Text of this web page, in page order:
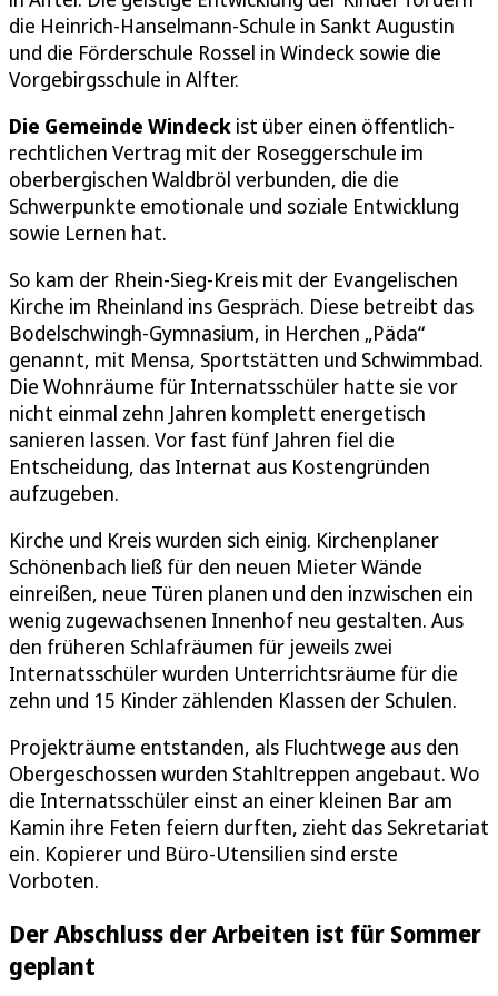
die Heinrich-Hanselmann-Schule in Sankt Augustin
und die Förderschule Rossel in Windeck sowie die
Vorgebirgsschule in Alfter.
Die Gemeinde Windeck ist über einen öffentlich-
rechtlichen Vertrag mit der Roseggerschule im
oberbergischen Waldbröl verbunden, die die
Schwerpunkte emotionale und soziale Entwicklung
sowie Lernen hat.
So kam der Rhein-Sieg-Kreis mit der Evangelischen
Kirche im Rheinland ins Gespräch. Diese betreibt das
Bodelschwingh-Gymnasium, in Herchen „Päda“
genannt, mit Mensa, Sportstätten und Schwimmbad.
Die Wohnräume für Internatsschüler hatte sie vor
nicht einmal zehn Jahren komplett energetisch
sanieren lassen. Vor fast fünf Jahren fiel die
Entscheidung, das Internat aus Kostengründen
aufzugeben.
Kirche und Kreis wurden sich einig. Kirchenplaner
Schönenbach ließ für den neuen Mieter Wände
einreißen, neue Türen planen und den inzwischen ein
wenig zugewachsenen Innenhof neu gestalten. Aus
den früheren Schlafräumen für jeweils zwei
Internatsschüler wurden Unterrichtsräume für die
zehn und 15 Kinder zählenden Klassen der Schulen.
Projekträume entstanden, als Fluchtwege aus den
Obergeschossen wurden Stahltreppen angebaut. Wo
die Internatsschüler einst an einer kleinen Bar am
Kamin ihre Feten feiern durften, zieht das Sekretariat
ein. Kopierer und Büro-Utensilien sind erste
Vorboten.
Der Abschluss der Arbeiten ist für Sommer
geplant